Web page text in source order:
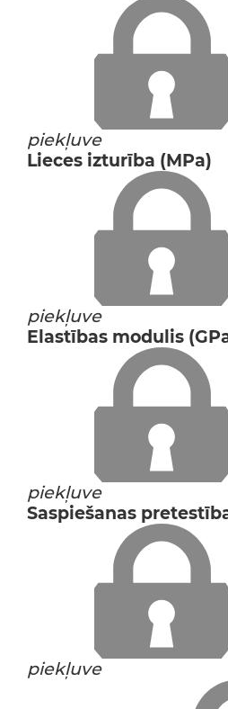
piekļuve
Lieces izturība (MPa)
piekļuve
Elastības modulis
piekļuve
Saspiešanas
piekļuve